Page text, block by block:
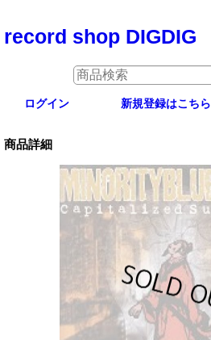
record shop DIGDIG
ログイン 新規登録はこちら
商品詳細